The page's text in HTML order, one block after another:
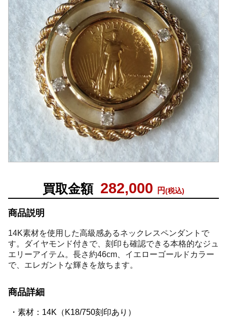
買取金額 282,000 円(税込)
商品説明
14K素材を使用した高級感あるネックレスペンダントで
す。ダイヤモンド付きで、刻印も確認できる本格的なジュ
エリーアイテム。長さ約46cm、イエローゴールドカラー
で、エレガントな輝きを放ちます。
商品詳細
素材：14K（K18/750刻印あり）